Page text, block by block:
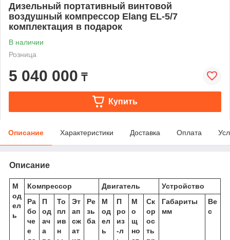
Дизельный портативный винтовой
воздушный компрессор Elang EL-5/7
комплектация в подарок
В наличии
Розница
5 040 000 ₸
Купить
Описание Характеристики Доставка Оплата
Описание
М
од
ел
ь
Компрессор Двигатель
Устройство
Ра
бо
че
е
П
од
ач
а
То
пл
ив
н
Эт
ап
сж
ат
Ре
зь
ба
М
од
ел
ь
П
ро
из
-л
М
о
щ
но
Ск
ор
ос
ть
Габариты
мм
Ве
с